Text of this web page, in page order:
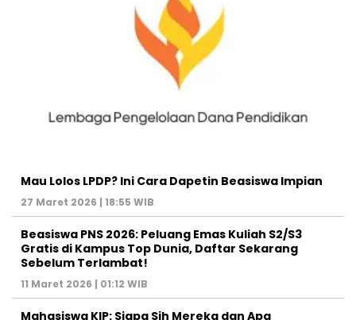
Mau Lolos LPDP? Ini Cara Dapetin Beasiswa Impian
27 Maret 2026 | 18:55 WIB
Beasiswa PNS 2026: Peluang Emas Kuliah S2/S3
Gratis di Kampus Top Dunia, Daftar Sekarang
Sebelum Terlambat!
11 Maret 2026 | 01:12 WIB
Mahasiswa KIP: Siapa Sih Mereka dan Apa